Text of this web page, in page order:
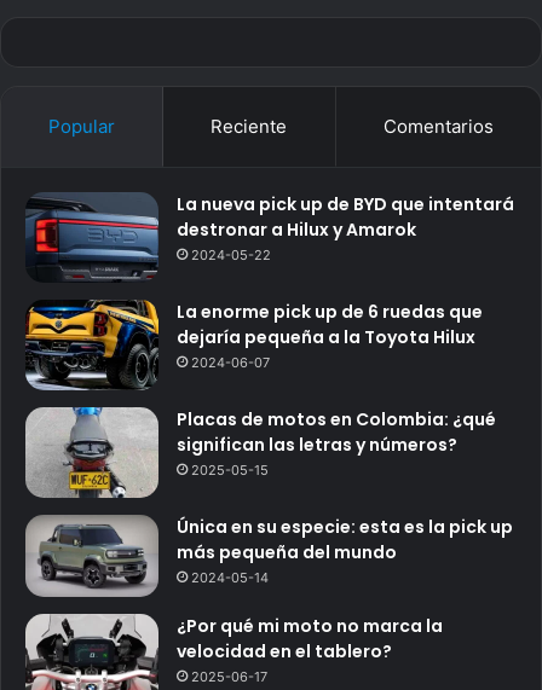
Popular Reciente Comentarios
La nueva pick up de BYD que intentará
destronar a Hilux y Amarok
2024-05-22
La enorme pick up de 6 ruedas que
dejaría pequeña a la Toyota Hilux
2024-06-07
Placas de motos en Colombia: ¿qué
significan las letras y números?
2025-05-15
Única en su especie: esta es la pick up
más pequeña del mundo
2024-05-14
¿Por qué mi moto no marca la
velocidad en el tablero?
2025-06-17